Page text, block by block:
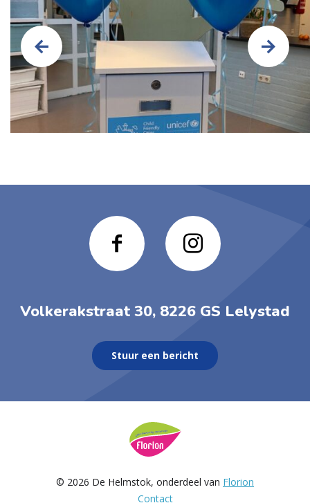
Volkerakstraat 30, 8226 GS Lelystad
Stuur een bericht
© 2026 De Helmstok, onderdeel van Florion
Contact